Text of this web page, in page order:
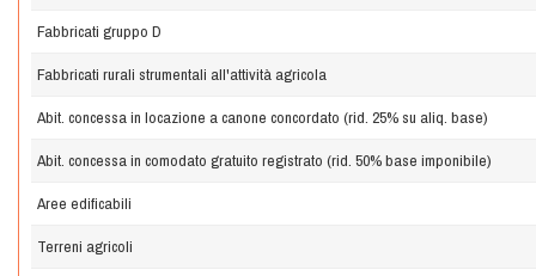
Fabbricati gruppo D
Fabbricati rurali strumentali all'attività agricola
Abit. concessa in locazione a canone concordato (rid. 25% su aliq. base)
Abit. concessa in comodato gratuito registrato (rid. 50% base imponibile)
Aree edificabili
Terreni agricoli